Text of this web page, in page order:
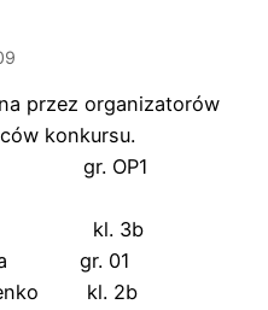
przez organizatorów
konkursu.
gr. OP1
kl. 3b
gr. 01
kl. 2b